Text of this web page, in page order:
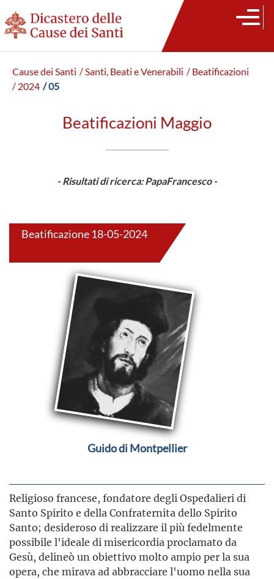
Cause dei Santi / Santi, Beati e Venerabili / Beatificazioni
/ 2024 / 05
Beatificazioni Maggio
- Risultati di ricerca: PapaFrancesco -
Beatificazione 18-05-2024
Guido di Montpellier
Religioso francese, fondatore degli Ospedalieri di
Santo Spirito e della Confraternita dello Spirito
Santo; desideroso di realizzare il più fedelmente
possibile l'ideale di misericordia proclamato da
Gesù, delineò un obiettivo molto ampio per la sua
opera, che mirava ad abbracciare l'uomo nella sua